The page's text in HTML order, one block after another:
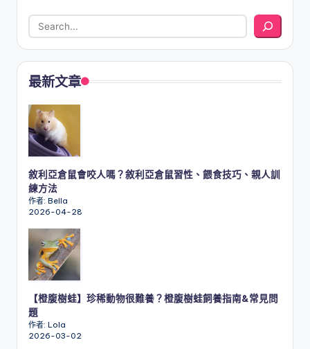
最新文章
敘利亞倉鼠會咬人嗎？敘利亞倉鼠習性、餵食技巧、親人訓
練方法
作者: Bella
2026-04-28
【橙腹樹蛙】珍稀動物很難養？橙腹樹蛙飼養指南&常見問
題
作者: Lola
2026-03-02